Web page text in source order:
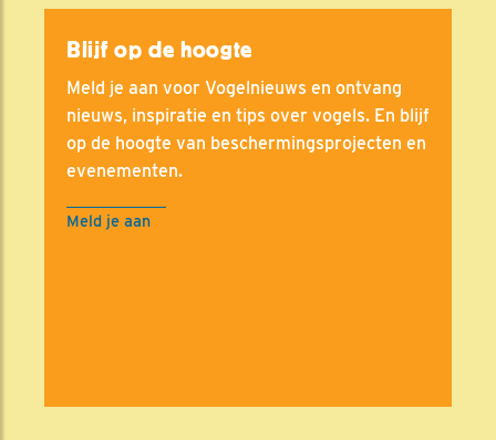
Blijf op de hoogte
Meld je aan voor Vogelnieuws en ontvang
nieuws, inspiratie en tips over vogels. En blijf
op de hoogte van beschermingsprojecten en
evenementen.
Meld je aan